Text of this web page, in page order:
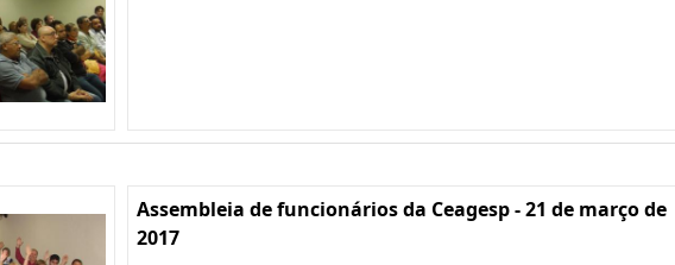
Assembleia de funcionários da Ceagesp - 21 de março de
2017